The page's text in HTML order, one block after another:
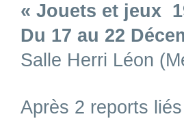
« Jouets et jeux
Du 17 au 22
Salle Herri Léon
Après 2 reports